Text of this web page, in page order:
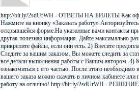
http://bit.ly/2sdUrWH - ОТВЕТЫ НА БИЛЕТЫ Как
Нажмите на кнопку «Заказать работу»
открывшейся форме.На указанные вами контакты
другая полезная информация. Дайте максимально
прикрепите файлы, если они есть. 2) Внесите
Следите за вашим заказом. Вы можете следить за
все детали выполнения работы с Вашим автором. 4)
ознакомиться с его частью. После этого необходимо
вашего заказа можно скачать в личном кабинете
работу на отлично! http://bit.ly/2sdUrWH -